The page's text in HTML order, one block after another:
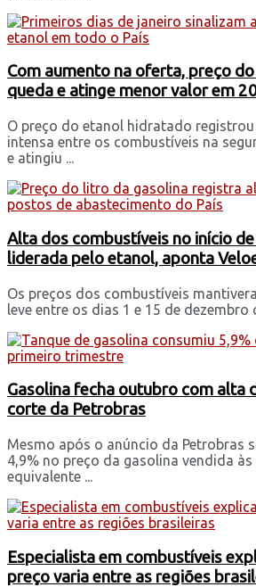
Com aumento na oferta, preço
queda e atinge menor valor em
O preço do etanol hidratado
intensa entre os combustíveis na
e atingiu ...
Alta dos combustíveis no início
liderada pelo etanol, aponta
Os preços dos combustíveis
leve entre os dias 1 e 15 de dezembro
Gasolina fecha outubro com alta
corte da Petrobras
Mesmo após o anúncio da Petrobras
4,9% no preço da gasolina vendida
equivalente ...
Especialista em combustíveis
preço varia entre as regiões